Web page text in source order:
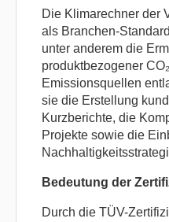
Die Klimarechner der
als Branchen-
unter anderem die
produktbezogener
Emissionsquellen
sie die Erstellung
Kurzberichte, die
Projekte sowie die
Bedeutung der
Durch die TÜV-